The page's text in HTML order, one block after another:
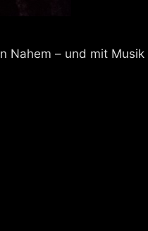
Nahem – und mit Musik